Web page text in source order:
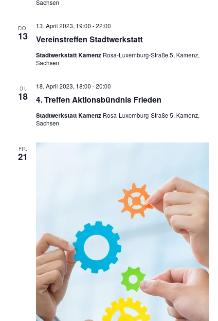
Sachsen
DO.
13 Vereinstreffen Stadtwerkstatt
13. April 2023, 19:00 -22:00
Stadtwerkstatt Kamenz Rosa-Luxemburg-Straße 5, Kamenz,
Sachsen
DI.
18 4. Treffen Aktionsbündnis Frieden
18. April 2023, 18:00 -20:00
Stadtwerkstatt Kamenz Rosa-Luxemburg-Straße 5, Kamenz,
Sachsen
FR.
21